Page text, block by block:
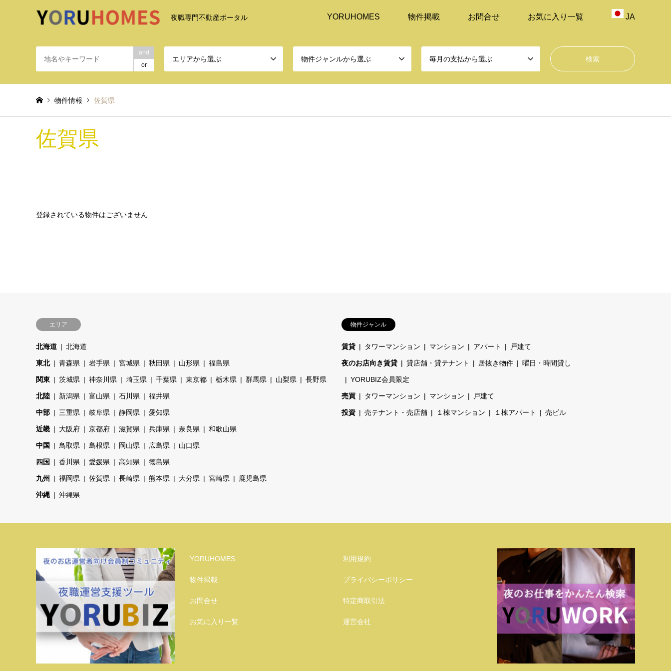
夜職専門不動産ポータル YORUHOMES 物件掲載 お問合せ お気に入り一覧 JA
and
or
エリアから選ぶ 物件ジャンルから選ぶ 毎月の支払から選ぶ
物件情報 佐賀県
佐賀県
登録されている物件はございません
エリア
北海道 北海道
東北 青森県 岩手県 宮城県 秋田県 山形県 福島県
関東 茨城県 神奈川県 埼玉県 千葉県 東京都 栃木県 群馬県 山梨県 長野県
北陸 新潟県 富山県 石川県 福井県
中部 三重県 岐阜県 静岡県 愛知県
近畿 大阪府 京都府 滋賀県 兵庫県 奈良県 和歌山県
中国 鳥取県 島根県 岡山県 広島県 山口県
四国 香川県 愛媛県 高知県 徳島県
九州 福岡県 佐賀県 長崎県 熊本県 大分県 宮崎県 鹿児島県
沖縄 沖縄県
物件ジャンル
賃貸 タワーマンション マンション アパート 戸建て
夜のお店向き賃貸 貸店舗・貸テナント 居抜き物件 曜日・時間貸し
YORUBIZ会員限定
売買 タワーマンション マンション 戸建て
投資 売テナント・売店舗 １棟マンション １棟アパート 売ビル
YORUHOMES
物件掲載
お問合せ
お気に入り一覧
利用規約
プライバシーポリシー
特定商取引法
運営会社